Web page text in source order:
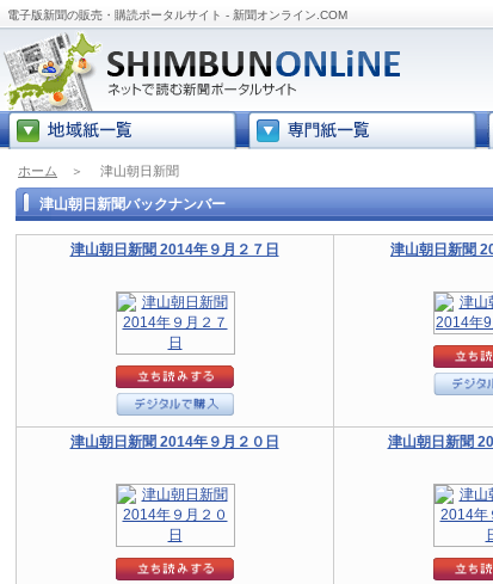
電子版新聞の販売・購読ポータルサイト - 新聞オンライン.COM
ホーム ＞ 津山朝日新聞
津山朝日新聞バックナンバー
津山朝日新聞 2014年９月２７日 津山朝日新聞
津山朝日新聞 2014年９月２０日 津山朝日新聞